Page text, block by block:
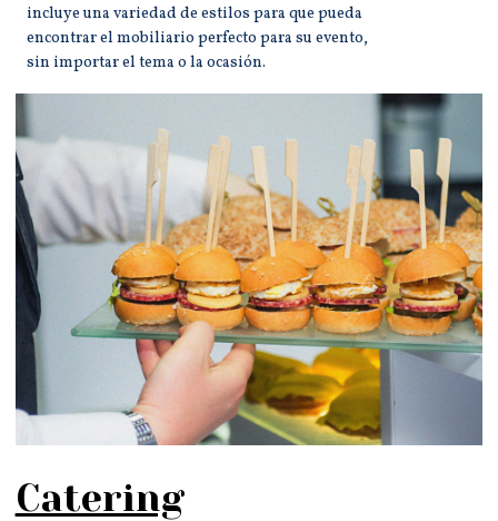
incluye una variedad de estilos para que pueda
encontrar el mobiliario perfecto para su evento,
sin importar el tema o la ocasión.
Catering